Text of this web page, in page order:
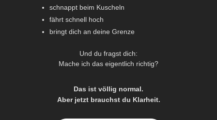
schnappt beim Kuscheln
fährt schnell hoch
bringt dich an deine Grenze
Und du fragst dich:
Mache ich das eigentlich richtig?
Das ist völlig normal.
Aber jetzt brauchst du Klarheit.